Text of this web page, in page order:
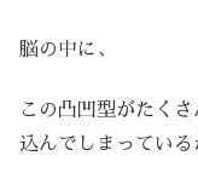
脳の中に、
この凸凹型がたく
込んでしまっている